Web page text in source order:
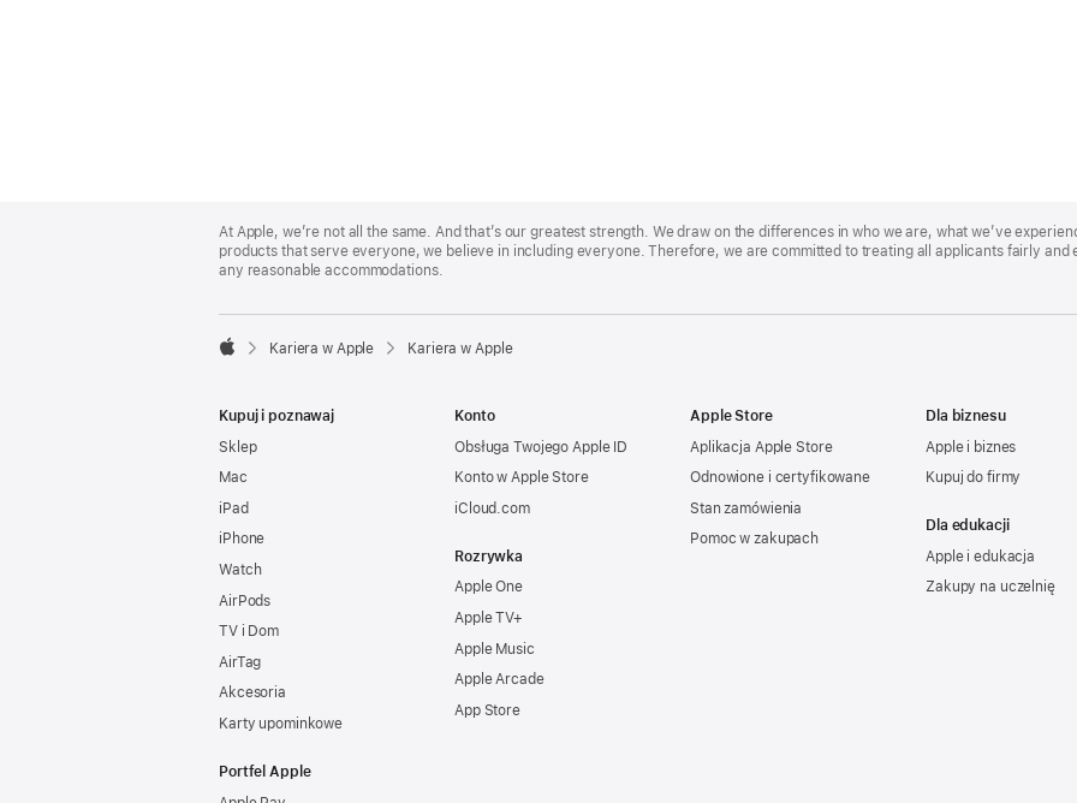
Footer
At Apple, we’re not all the same. And that’s our greatest strength. We draw on the differences in who we are, what we’ve
products that serve everyone, we believe in including everyone. Therefore, we are committed to treating all applicants fairly and
any reasonable accommodations.

Kariera w Apple Kariera w Apple
Kupuj i poznawaj
Sklep
Mac
iPad
iPhone
Watch
AirPods
TV i Dom
AirTag
Akcesoria
Karty upominkowe
Portfel Apple
Konto
Obsługa Twojego Apple ID
Konto w Apple Store
iCloud.com
Rozrywka
Apple One
Apple TV+
Apple Music
Apple Arcade
App Store
Apple Store
Aplikacja Apple Store
Odnowione i certyfikowane
Stan zamówienia
Pomoc w zakupach
Dla biznesu
Apple i biznes
Kupuj do firmy
Dla edukacji
Apple i edukacja
Zakupy na uczelnię